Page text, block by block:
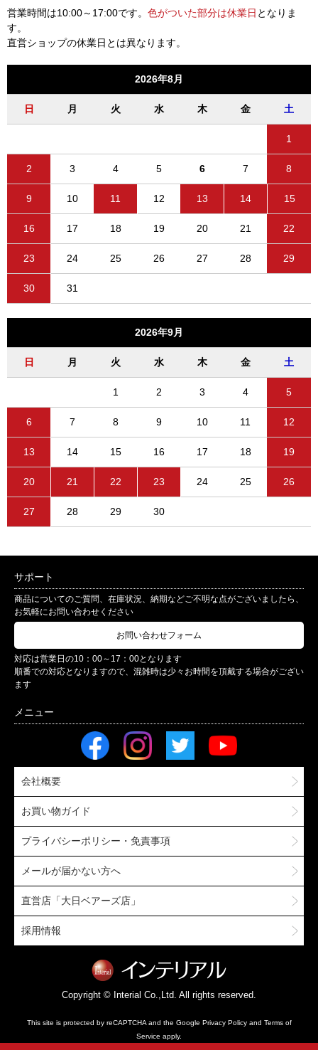
営業時間は10:00～17:00です。 色がついた部分は休業日 となりま
す。
直営ショップの休業日とは異なります。
2026年8月
日 月 火 水 木 金 土
1
2 3 4 5 6 7 8
9 10 11 12 13 14 15
16 17 18 19 20 21 22
23 24 25 26 27 28 29
30 31
2026年9月
日 月 火 水 木 金 土
1 2 3 4 5
6 7 8 9 10 11 12
13 14 15 16 17 18 19
20 21 22 23 24 25 26
27 28 29 30
サポート
商品についてのご質問、在庫状況、納期などご不明な点がございましたら、
お気軽にお問い合わせください
お問い合わせフォーム
対応は営業日の10：00～17：00となります
順番での対応となりますので、混雑時は少々お時間を頂戴する場合がござい
ます
会社概要
お買い物ガイド
プライバシーポリシー・免責事項
メールが届かない方へ
直営店「大日ベアーズ店」
採用情報
Copyright © Interial Co.,Ltd. All rights reserved.
This site is protected by reCAPTCHA and the Google Privacy Policyand Terms of
Service apply.